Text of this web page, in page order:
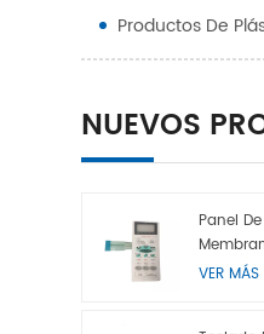
Productos De
NUEVOS
Panel
VER MÁS